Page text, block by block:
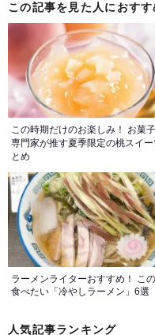
この記事を見た人におす
この時期だけのお楽しみ！ お菓
専門家が推す夏季限定の桃スイー
とめ
ラーメンライターおすすめ！ こ
食べたい「冷やしラーメン」6選
人気記事ランキング